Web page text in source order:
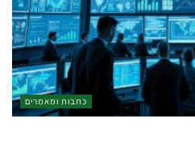
כתבות ומאמרים